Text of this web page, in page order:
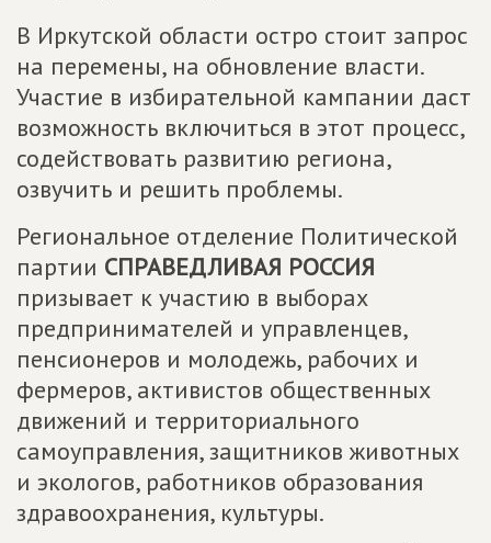
В Иркутской области остро стоит запрос
на перемены, на обновление власти.
Участие в избирательной кампании даст
возможность включиться в этот процесс,
содействовать развитию региона,
озвучить и решить проблемы.
Региональное отделение Политической
партии СПРАВЕДЛИВАЯ РОССИЯ
призывает к участию в выборах
предпринимателей и управленцев,
пенсионеров и молодежь, рабочих и
фермеров, активистов общественных
движений и территориального
самоуправления, защитников животных
и экологов, работников образования
здравоохранения, культуры.